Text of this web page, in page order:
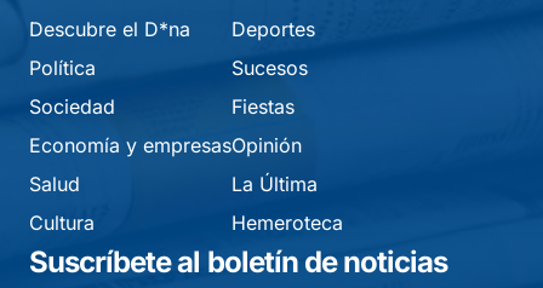
Descubre el D*na
Política
Sociedad
Economía y empresas
Salud
Cultura
Deportes
Sucesos
Fiestas
Opinión
La Última
Hemeroteca
Suscríbete al boletín de noticias